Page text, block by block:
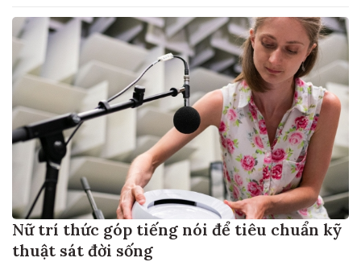
Nữ trí thức góp tiếng nói để tiêu chuẩn kỹ
thuật sát đời sống